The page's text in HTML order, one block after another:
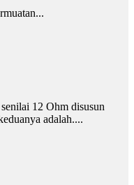
12 Ohm disusun
adalah....